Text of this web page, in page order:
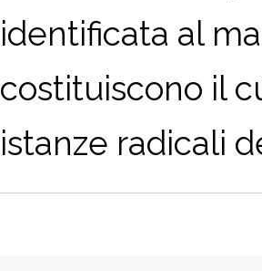
identificata al
costituiscono il
istanze radicali